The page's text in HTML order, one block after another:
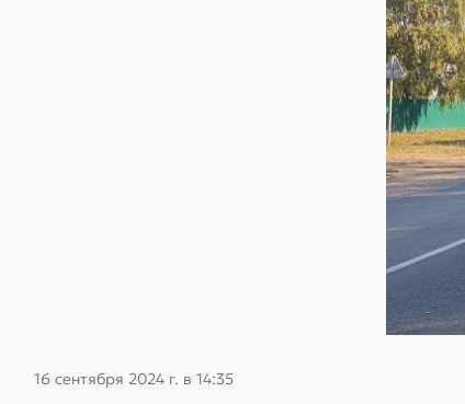
16 сентября 2024 г. в 14:35